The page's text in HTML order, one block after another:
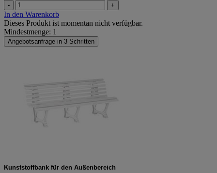
- +
In den Warenkorb
Dieses Produkt ist momentan nicht verfügbar.
Mindestmenge: 1
Angebotsanfrage in 3 Schritten
Kunststoffbank für den Außenbereich